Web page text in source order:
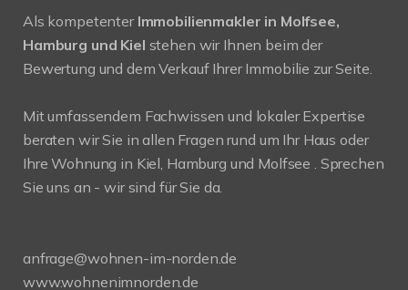
Als kompetenter Immobilienmakler in Molfsee,
Hamburg und Kiel stehen wir Ihnen beim der
Bewertung und dem Verkauf Ihrer Immobilie zur Seite.
Mit umfassendem Fachwissen und lokaler Expertise
beraten wir Sie in allen Fragen rund um Ihr Haus oder
Ihre Wohnung in Kiel, Hamburg und Molfsee . Sprechen
Sie uns an - wir sind für Sie da.
anfrage@wohnen-im-norden.de
www.wohnenimnorden.de